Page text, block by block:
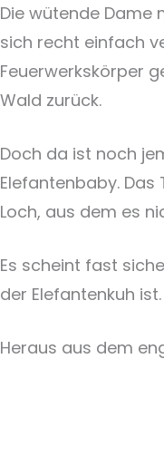
Die wütende Dame
sich recht einfach
Feuerwerkskörper
Wald zurück.
Doch da ist noch
Elefantenbaby.
Loch, aus dem es
Es scheint fast
der Elefantenkuh ist.
Heraus aus dem